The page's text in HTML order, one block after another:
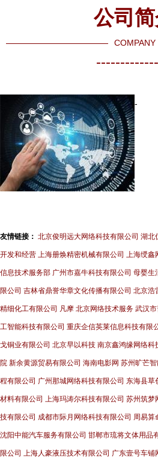
公司
COMPANY
-
友情链接： 北京俊明远大网络科技有限公司 湖北
开发和经营 上海册焕精密机械有限公司 上海绶鑫
信息技术服务部 广州市嘉牛科技有限公司 母婴生
限公司 吉林省鼎誉华章文化传播有限公司 北京浩
精细化工有限公司 凡摩 北京网络技术服务 武汉市
工智能科技有限公司 重庆企信英莱信息科技有限
戈铜业有限公司 北京早以科技 南京鑫鸿缘网络科
院 新余黄源贸易有限公司 海南电影网 苏州旷芒
程有限公司 广州那城网络科技有限公司 东海县草
材料有限公司 上海玛涛尔科技有限公司 苏州筑梦
技有限公司 成都市际月网络科技有限公司 周易算
沈阳中能汽车服务有限公司 邯郸市琉将文体用品
限公司 上海人豪液压技术有限公司 广东壹号车铺